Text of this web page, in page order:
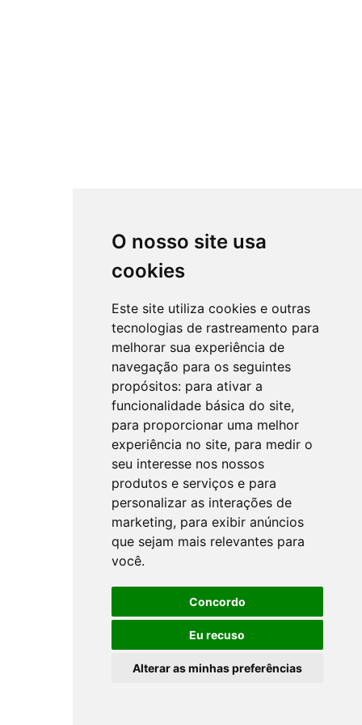
O nosso site usa
cookies
Este site utiliza cookies e outras
tecnologias de rastreamento para
melhorar sua experiência de
navegação para os seguintes
propósitos: para ativar a
funcionalidade básica do site,
para proporcionar uma melhor
experiência no site, para medir o
seu interesse nos nossos
produtos e serviços e para
personalizar as interações de
marketing, para exibir anúncios
que sejam mais relevantes para
você.
Concordo
Eu recuso
Alterar as minhas preferências